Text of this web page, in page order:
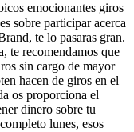
emocionantes giros
sobre participar acerca
te lo pasaras gran.
te recomendamos que
sin cargo de mayor
hacen de giros en el
os proporciona el
dinero sobre tu
lunes, esos